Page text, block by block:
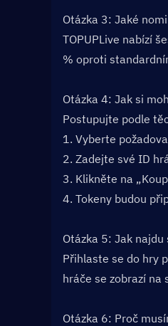
Otázka 3: Jaké
TOPUPLive nabízí
% oproti
Otázka 4: Jak si
Postupujte podle
1. Vyberte
2. Zadejte své ID
3. Klikněte na
4. Tokeny budou
Otázka 5: Jak
Přihlaste se do hry
hráče se zobrazí
Otázka 6: Proč